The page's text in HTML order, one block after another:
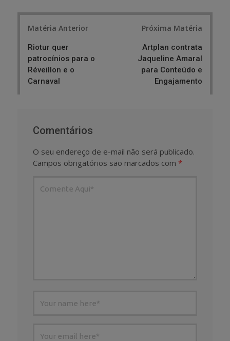
Matéria Anterior
Riotur quer
patrocínios para o
Réveillon e o
Carnaval
Próxima Matéria
Artplan contrata
Jaqueline Amaral
para Conteúdo e
Engajamento
Comentários
O seu endereço de e-mail não será publicado.
Campos obrigatórios são marcados com *